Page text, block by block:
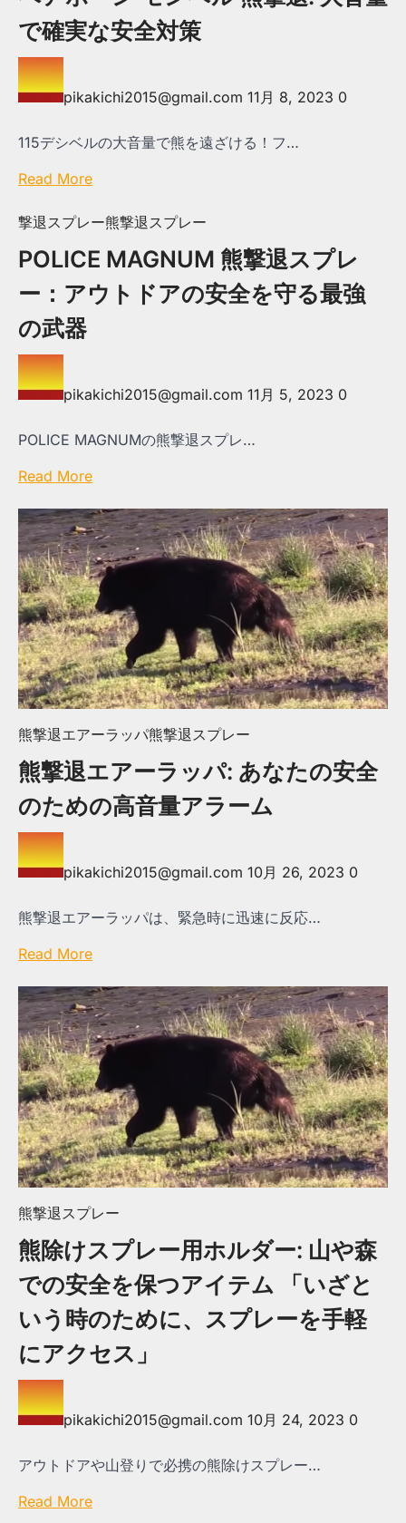
で確実な安全対策
pikakichi2015@gmail.com 11月 8, 2023 0
115デシベルの大音量で熊を遠ざける！フ…
Read More
撃退スプレー熊撃退スプレー
POLICE MAGNUM 熊撃退スプレ
ー：アウトドアの安全を守る最強
の武器
pikakichi2015@gmail.com 11月 5, 2023 0
POLICE MAGNUMの熊撃退スプレ…
Read More
熊撃退エアーラッパ熊撃退スプレー
熊撃退エアーラッパ: あなたの安全
のための高音量アラーム
pikakichi2015@gmail.com 10月 26, 2023 0
熊撃退エアーラッパは、緊急時に迅速に反応…
Read More
熊撃退スプレー
熊除けスプレー用ホルダー: 山や森
での安全を保つアイテム 「いざと
いう時のために、スプレーを手軽
にアクセス」
pikakichi2015@gmail.com 10月 24, 2023 0
アウトドアや山登りで必携の熊除けスプレー…
Read More